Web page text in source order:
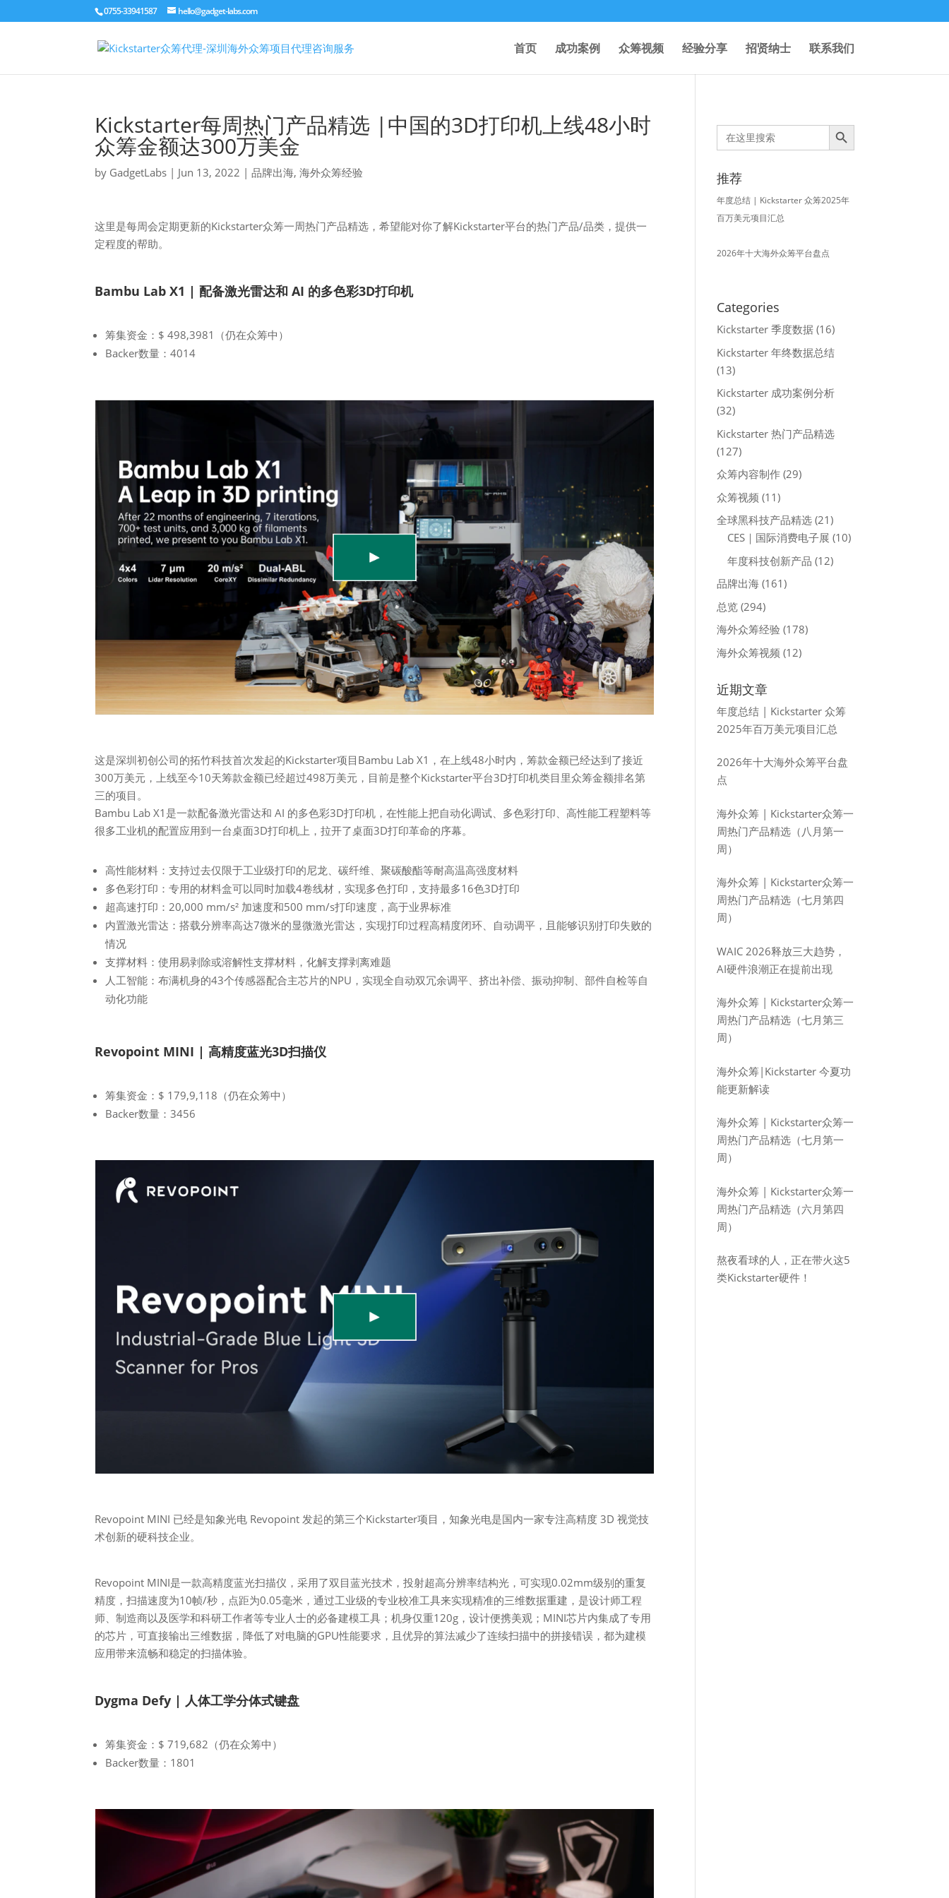
0755-33941587 hello@gadget-labs.com
首页 成功案例 众筹视频 经验分享 招贤纳士 联系我们
Kickstarter每周热门产品精选 |中国的3D打印机上线48小时
众筹金额达300万美金
by GadgetLabs | Jun 13, 2022 |品牌出海,海外众筹经验
这里是每周会定期更新的Kickstarter众筹一周热门产品精选，希望能对你了解Kickstarter平台的热门产品/品类，提供一
定程度的帮助。
Bambu Lab X1 | 配备激光雷达和 AI 的多色彩3D打印机
筹集资金：$ 498,3981（仍在众筹中）
Backer数量：4014
这是深圳初创公司的拓竹科技首次发起的Kickstarter项目Bambu Lab X1，在上线48小时内，筹款金额已经达到了接近
300万美元，上线至今10天筹款金额已经超过498万美元，目前是整个Kickstarter平台3D打印机类目里众筹金额排名第
三的项目。
Bambu Lab X1是一款配备激光雷达和 AI 的多色彩3D打印机，在性能上把自动化调试、多色彩打印、高性能工程塑料等
很多工业机的配置应用到一台桌面3D打印机上，拉开了桌面3D打印革命的序幕。
高性能材料：支持过去仅限于工业级打印的尼龙、碳纤维、聚碳酸酯等耐高温高强度材料
多色彩打印：专用的材料盒可以同时加载4卷线材，实现多色打印，支持最多16色3D打印
超高速打印：20,000 mm/s² 加速度和500 mm/s打印速度，高于业界标准
内置激光雷达：搭载分辨率高达7微米的显微激光雷达，实现打印过程高精度闭环、自动调平，且能够识别打印失败的
情况
支撑材料：使用易剥除或溶解性支撑材料，化解支撑剥离难题
人工智能：布满机身的43个传感器配合主芯片的NPU，实现全自动双冗余调平、挤出补偿、振动抑制、部件自检等自
动化功能
Revopoint MINI | 高精度蓝光3D扫描仪
筹集资金：$ 179,9,118（仍在众筹中）
Backer数量：3456
Revopoint MINI 已经是知象光电 Revopoint 发起的第三个Kickstarter项目，知象光电是国内一家专注高精度 3D 视觉技
术创新的硬科技企业。
Revopoint MINI是一款高精度蓝光扫描仪，采用了双目蓝光技术，投射超高分辨率结构光，可实现0.02mm级别的重复
精度，扫描速度为10帧/秒，点距为0.05毫米，通过工业级的专业校准工具来实现精准的三维数据重建，是设计师工程
师、制造商以及医学和科研工作者等专业人士的必备建模工具；机身仅重120g，设计便携美观；MINI芯片内集成了专用
的芯片，可直接输出三维数据，降低了对电脑的GPU性能要求，且优异的算法减少了连续扫描中的拼接错误，都为建模
应用带来流畅和稳定的扫描体验。
Dygma Defy | 人体工学分体式键盘
筹集资金：$ 719,682（仍在众筹中）
Backer数量：1801
Search
for:
Search Button
推荐
年度总结 | Kickstarter 众筹2025年
百万美元项目汇总
2026年十大海外众筹平台盘点
Categories
Kickstarter 季度数据 (16)
Kickstarter 年终数据总结
(13)
Kickstarter 成功案例分析
(32)
Kickstarter 热门产品精选
(127)
众筹内容制作 (29)
众筹视频 (11)
全球黑科技产品精选 (21)
CES｜国际消费电子展 (10)
年度科技创新产品 (12)
品牌出海 (161)
总览 (294)
海外众筹经验 (178)
海外众筹视频 (12)
近期文章
年度总结 | Kickstarter 众筹
2025年百万美元项目汇总
2026年十大海外众筹平台盘
点
海外众筹 | Kickstarter众筹一
周热门产品精选（八月第一
周）
海外众筹 | Kickstarter众筹一
周热门产品精选（七月第四
周）
WAIC 2026释放三大趋势，
AI硬件浪潮正在提前出现
海外众筹 | Kickstarter众筹一
周热门产品精选（七月第三
周）
海外众筹|Kickstarter 今夏功
能更新解读
海外众筹 | Kickstarter众筹一
周热门产品精选（七月第一
周）
海外众筹 | Kickstarter众筹一
周热门产品精选（六月第四
周）
熬夜看球的人，正在带火这5
类Kickstarter硬件！